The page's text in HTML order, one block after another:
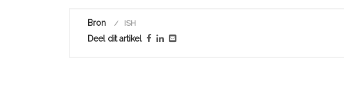
Bron ISH
Deel dit artikel